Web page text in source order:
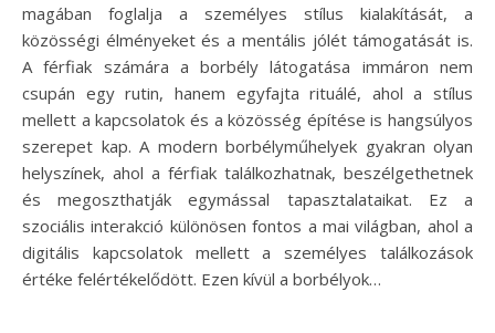
magában foglalja a személyes stílus kialakítását, a
közösségi élményeket és a mentális jólét támogatását is.
A férfiak számára a borbély látogatása immáron nem
csupán egy rutin, hanem egyfajta rituálé, ahol a stílus
mellett a kapcsolatok és a közösség építése is hangsúlyos
szerepet kap. A modern borbélyműhelyek gyakran olyan
helyszínek, ahol a férfiak találkozhatnak, beszélgethetnek
és megoszthatják egymással tapasztalataikat. Ez a
szociális interakció különösen fontos a mai világban, ahol a
digitális kapcsolatok mellett a személyes találkozások
értéke felértékelődött. Ezen kívül a borbélyok…